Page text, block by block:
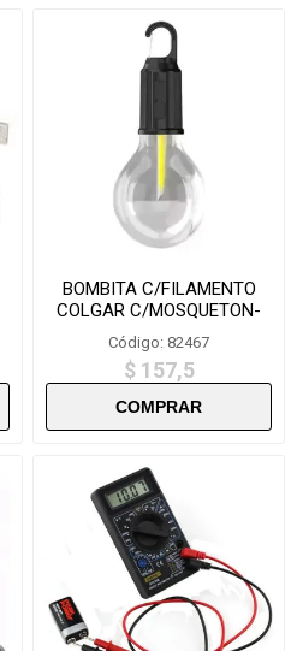
BOMBITA C/FILAMENTO
COLGAR C/MOSQUETON-
T01
Código: 82467
$ 157,5